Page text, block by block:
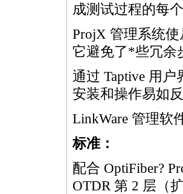
成测试过程的每
ProjX 管理系统
它避免了*些冗余
通过 Taptive 用
安装和操作易如
LinkWare 管理软
标准：
配合 OptiFiber?
OTDR 第 2 层（